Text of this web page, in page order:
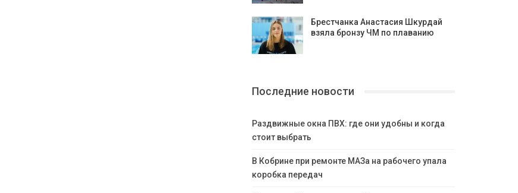
Брестчанка Анастасия Шкурдай
взяла бронзу ЧМ по плаванию
Последние новости
Раздвижные окна ПВХ: где они удобны и когда
стоит выбрать
В Кобрине при ремонте МАЗа на рабочего упала
коробка передач